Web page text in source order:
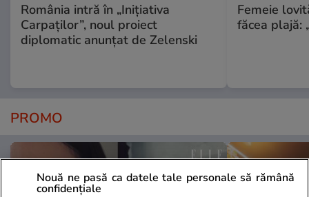
România intră în „Inițiativa
Carpaților”, noul proiect
diplomatic anunțat de Zelenski
Femeie
făcea plajă:
PROMO
Nouă ne pasă ca datele tale personale să rămână
confidențiale